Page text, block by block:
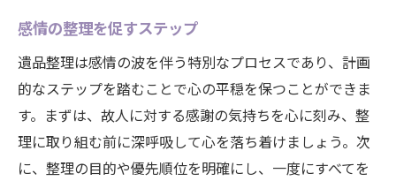
心の癒しを促すための工夫
思い出を振り返る時間の持ち方
感謝の気持ちを大切にしたプロセス
家族と共に進める整理の方法
心の安定を保つためのポイント
感情の整理を促すステップ
遺品整理は感情の波を伴う特別なプロセスであり、計画
的なステップを踏むことで心の平穏を保つことができま
す。まずは、故人に対する感謝の気持ちを心に刻み、整
理に取り組む前に深呼吸して心を落ち着けましょう。次
に、整理の目的や優先順位を明確にし、一度にすべてを